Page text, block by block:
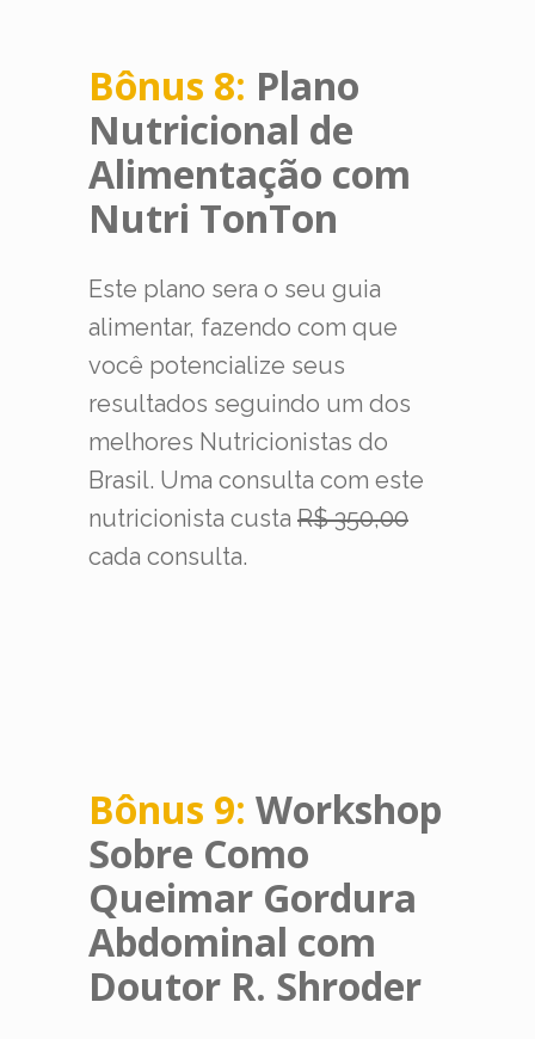
Bônus 8: Plano
Nutricional de
Alimentação com
Nutri TonTon
Este plano sera o seu guia
alimentar, fazendo com que
você potencialize seus
resultados seguindo um dos
melhores Nutricionistas do
Brasil. Uma consulta com este
nutricionista custa R$ 350,00
cada consulta.
Bônus 9: Workshop
Sobre Como
Queimar Gordura
Abdominal com
Doutor R. Shroder